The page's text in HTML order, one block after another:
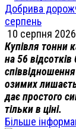
Добрива
серпень
10 серпня 2026
Купівля тонни
на 56
озимих
дає простого
тільки в ціні.
Більше